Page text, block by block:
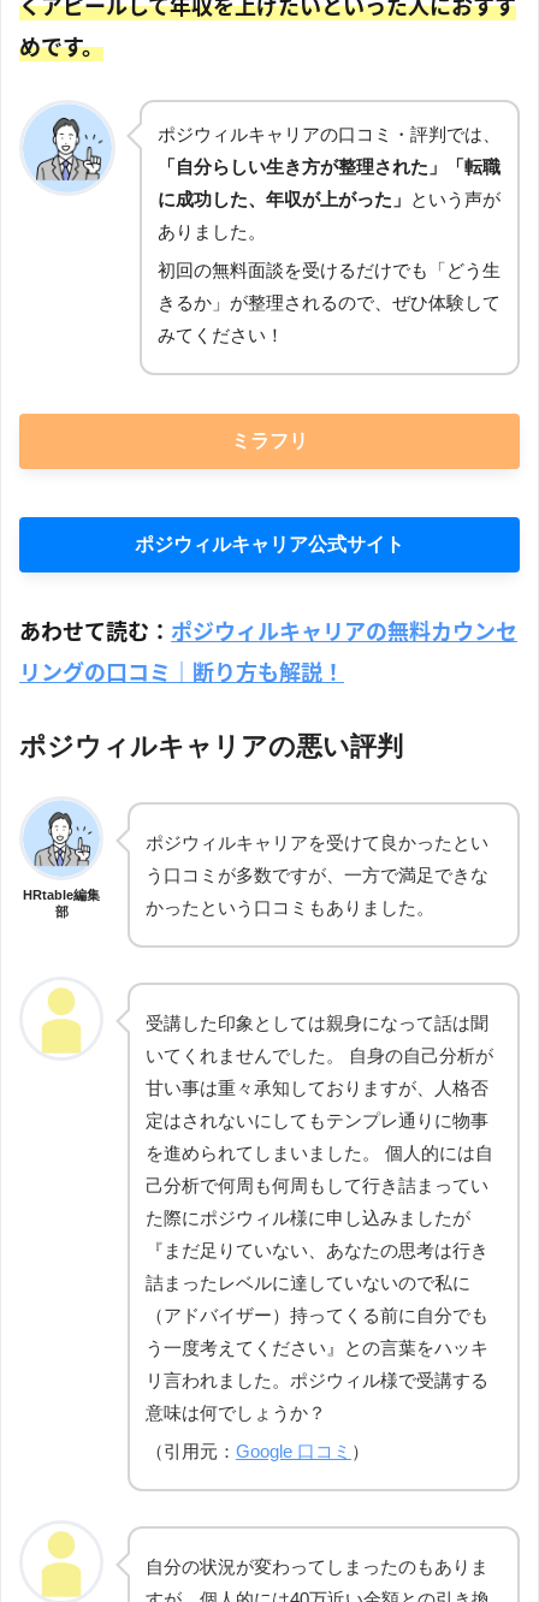
くアピールして年収を上げたいといった人におすす
めです。
ポジウィルキャリアの口コミ・評判では、
「自分らしい生き方が整理された」「転職
に成功した、年収が上がった」 という声が
ありました。
初回の無料面談を受けるだけでも「どう生
きるか」が整理されるので、ぜひ体験して
みてください！
ミラフリ
ポジウィルキャリア公式サイト
あわせて読む： ポジウィルキャリアの無料カウンセ
リングの口コミ｜断り方も解説！
ポジウィルキャリアの悪い評判
HRtable編集
部
ポジウィルキャリアを受けて良かったとい
う口コミが多数ですが、一方で満足できな
かったという口コミもありました。
受講した印象としては親身になって話は聞
いてくれませんでした。 自身の自己分析が
甘い事は重々承知しておりますが、人格否
定はされないにしてもテンプレ通りに物事
を進められてしまいました。 個人的には自
己分析で何周も何周もして行き詰まってい
た際にポジウィル様に申し込みましたが
『まだ足りていない、あなたの思考は行き
詰まったレベルに達していないので私に
（アドバイザー）持ってくる前に自分でも
う一度考えてください』との言葉をハッキ
リ言われました。ポジウィル様で受講する
意味は何でしょうか？
（引用元： Google 口コミ ）
自分の状況が変わってしまったのもありま